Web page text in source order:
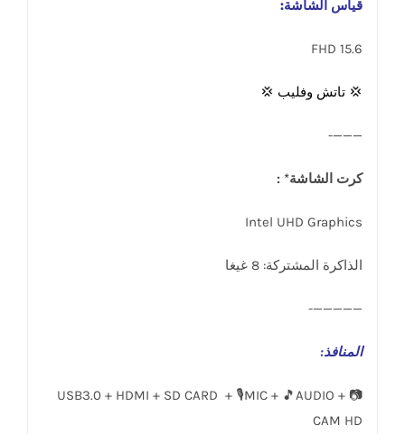
قياس الشاشة:
15.6 FHD
💢 تاتش وفليب 💢
———-
كرت الشاشة* :
Intel UHD Graphics
الذاكرة المشتركة: 8 غيغا
—————-
المنافذ:
USB3.0 + HDMI + SD CARD + 🎙️MIC + 🎵AUDIO + 📷
CAM HD